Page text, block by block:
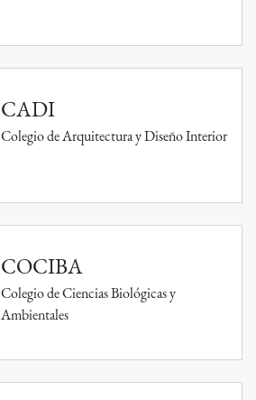
CADI
Colegio de Arquitectura y Diseño Interior
COCIBA
Colegio de Ciencias Biológicas y
Ambientales